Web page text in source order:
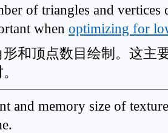
of triangles and vertices
when optimizing for
形和顶点数目绘制。这主
and memory size of